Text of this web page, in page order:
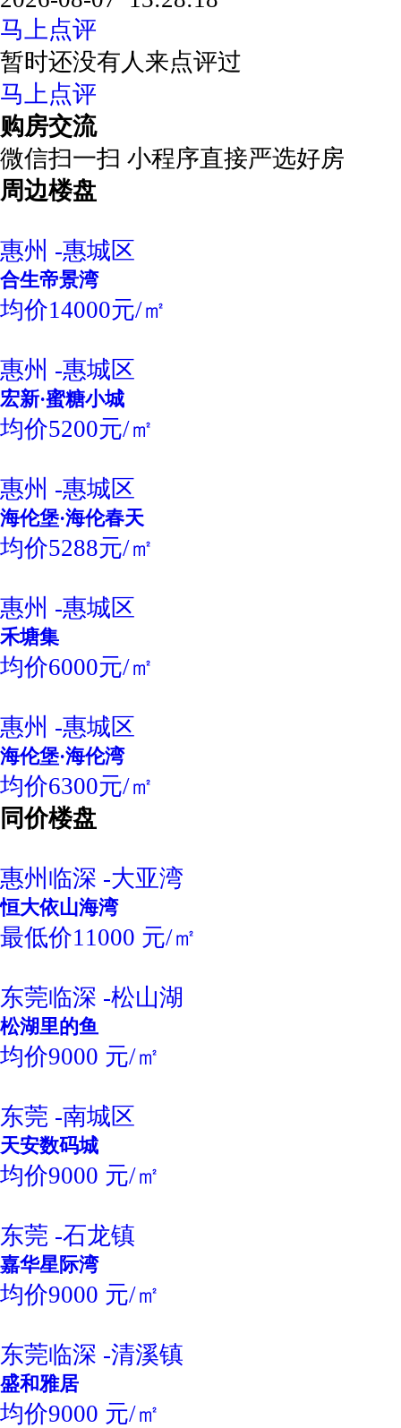
马上点评
暂时还没有人来点评过
马上点评
购房交流
微信扫一扫 小程序直接严选好房
周边楼盘
惠州 -惠城区
合生帝景湾
均价14000元/㎡
惠州 -惠城区
宏新·蜜糖小城
均价5200元/㎡
惠州 -惠城区
海伦堡·海伦春天
均价5288元/㎡
惠州 -惠城区
禾塘集
均价6000元/㎡
惠州 -惠城区
海伦堡·海伦湾
均价6300元/㎡
同价楼盘
惠州临深 -大亚湾
恒大依山海湾
最低价11000 元/㎡
东莞临深 -松山湖
松湖里的鱼
均价9000 元/㎡
东莞 -南城区
天安数码城
均价9000 元/㎡
东莞 -石龙镇
嘉华星际湾
均价9000 元/㎡
东莞临深 -清溪镇
盛和雅居
均价9000 元/㎡